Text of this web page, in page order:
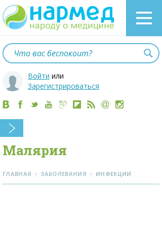
Войти или
Зарегистрироваться
Малярия
ГЛАВНАЯ › ЗАБОЛЕВАНИЯ › ИНФЕКЦИИ